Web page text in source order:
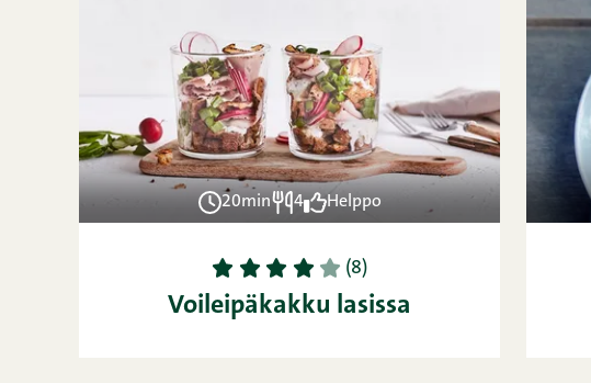
20min 4 Helppo
1 2 3 4 5 (8)
Voileipäkakku lasissa